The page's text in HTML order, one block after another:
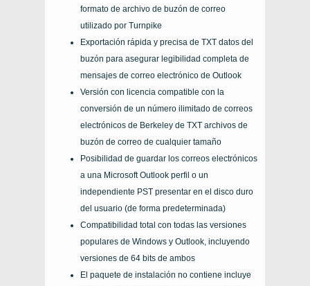
formato de archivo de buzón de correo
utilizado por Turnpike
Exportación rápida y precisa de TXT datos del
buzón para asegurar legibilidad completa de
mensajes de correo electrónico de Outlook
Versión con licencia compatible con la
conversión de un número ilimitado de correos
electrónicos de Berkeley de TXT archivos de
buzón de correo de cualquier tamaño
Posibilidad de guardar los correos electrónicos
a una Microsoft Outlook perfil o un
independiente PST presentar en el disco duro
del usuario (de forma predeterminada)
Compatibilidad total con todas las versiones
populares de Windows y Outlook, incluyendo
versiones de 64 bits de ambos
El paquete de instalación no contiene incluye